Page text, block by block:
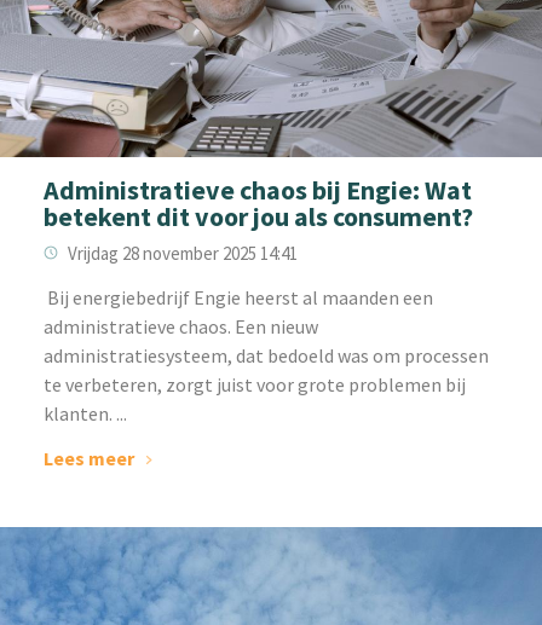
Administratieve chaos bij Engie: Wat
betekent dit voor jou als consument?
Vrijdag 28 november 2025 14:41
‌ Bij energiebedrijf Engie heerst al maanden een
administratieve chaos. Een nieuw
administratiesysteem, dat bedoeld was om processen
te verbeteren, zorgt juist voor grote problemen bij
klanten. ...
Lees meer